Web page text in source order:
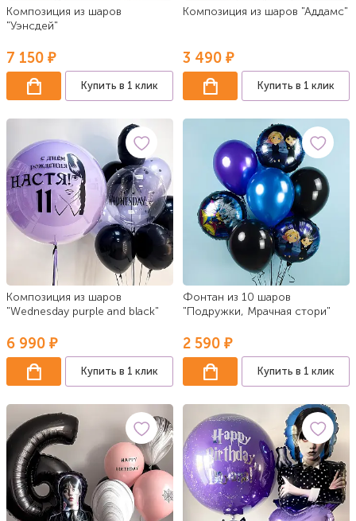
Композиция из шаров
"Уэнсдей"
7 150 ₽
Купить в 1 клик
Композиция из шаров "Аддамс"
3 490 ₽
Купить в 1 клик
Композиция из шаров
"Wednesday purple and black"
6 990 ₽
Купить в 1 клик
Фонтан из 10 шаров
"Подружки, Мрачная стори"
2 590 ₽
Купить в 1 клик